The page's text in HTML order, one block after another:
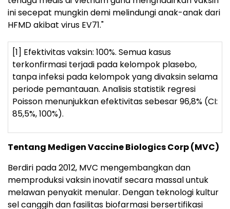
ini secepat mungkin demi melindungi anak-anak dari
HFMD akibat virus EV71."
[1] Efektivitas vaksin: 100%. Semua kasus
terkonfirmasi terjadi pada kelompok plasebo,
tanpa infeksi pada kelompok yang divaksin selama
periode pemantauan. Analisis statistik regresi
Poisson menunjukkan efektivitas sebesar 96,8% (CI:
85,5%, 100%).
Tentang Medigen Vaccine Biologics Corp (MVC)
Berdiri pada 2012, MVC mengembangkan dan
memproduksi vaksin inovatif secara massal untuk
melawan penyakit menular. Dengan teknologi kultur
sel canggih dan fasilitas biofarmasi bersertifikasi